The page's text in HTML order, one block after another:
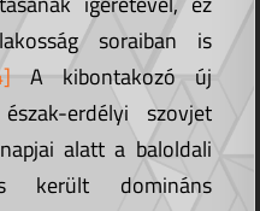
soraiban is
A kibontakozó új
erdélyi szovjet
alatt a baloldali
került domináns